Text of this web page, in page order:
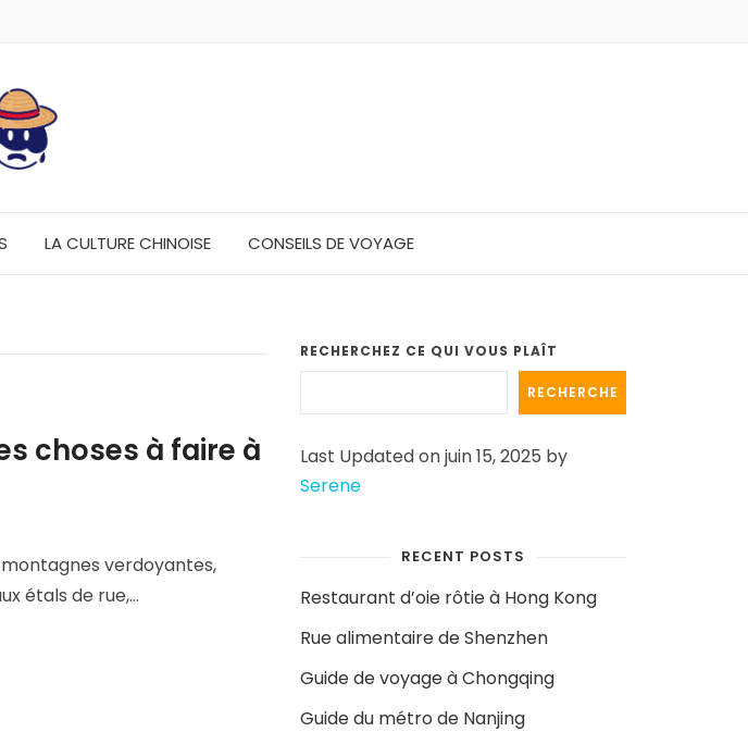
LA CULTURE CHINOISE CONSEILS DE VOYAGE
choses à faire à
verdoyantes,
étals de rue,…
RECHERCHEZ CE QUI VOUS PLAÎT
RECHERCHE
Last Updated on juin 15, 2025 by
Serene
RECENT POSTS
Restaurant d’oie rôtie à Hong Kong
Rue alimentaire de Shenzhen
Guide de voyage à Chongqing
Guide du métro de Nanjing